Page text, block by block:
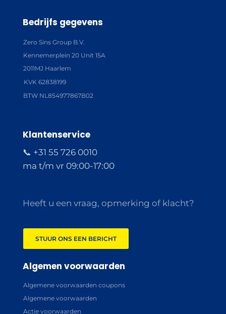
Bedrijfs gegevens
Zero Sins Group B.V.
Kennemerplein 20 Unit 15A
2011MJ Haarlem
KVK 62838199
BTW NL854977867B02
Klantenservice
📞 +31 55 726 0010
ma t/m vr 09:00-17:00
Heeft u een vraag, opmerking of klacht?
STUUR ONS EEN BERICHT
Algemen voorwaarden
Algemene voorwaarden coupons
Algemene voorwaarden
Actie voorwaarden